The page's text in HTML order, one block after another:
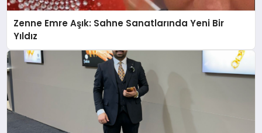
Zenne Emre Aşık: Sahne Sanatlarında Yeni Bir
Yıldız